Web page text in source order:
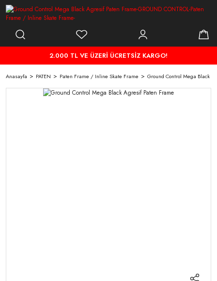
2.000 TL VE ÜZERİ ÜCRETSİZ KARGO!
Anasayfa PATEN Paten Frame / Inline Skate Frame Ground Control Mega Black